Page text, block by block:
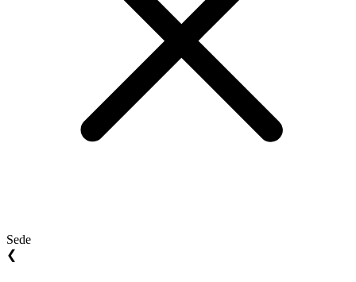
Sede
❮